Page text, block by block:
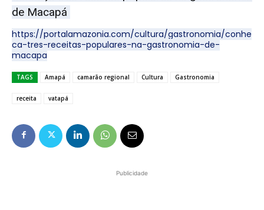
de Macapá
https://portalamazonia.com/cultura/gastronomia/conhe
ca-tres-receitas-populares-na-gastronomia-de-
macapa
TAGS Amapá camarão regional Cultura Gastronomia
receita vatapá
Publicidade